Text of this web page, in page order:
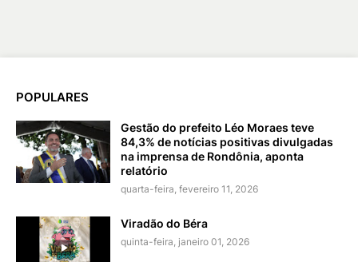
POPULARES
Gestão do prefeito Léo Moraes teve
84,3% de notícias positivas divulgadas
na imprensa de Rondônia, aponta
relatório
quarta-feira, fevereiro 11, 2026
Viradão do Béra
quinta-feira, janeiro 01, 2026